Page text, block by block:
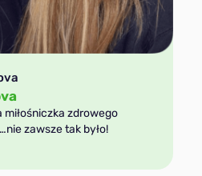
miłośniczka zdrowego
zawsze tak było!